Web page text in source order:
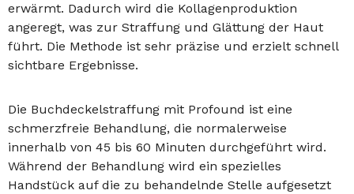
erwärmt. Dadurch wird die Kollagenproduktion
angeregt, was zur Straffung und Glättung der Haut
führt. Die Methode ist sehr präzise und erzielt schnell
sichtbare Ergebnisse.
Die Buchdeckelstraffung mit Profound ist eine
schmerzfreie Behandlung, die normalerweise
innerhalb von 45 bis 60 Minuten durchgeführt wird.
Während der Behandlung wird ein spezielles
Handstück auf die zu behandelnde Stelle aufgesetzt